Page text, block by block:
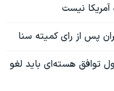
نیست
پس از رای کمیته سنا
توافق هسته‌ای باید لغو